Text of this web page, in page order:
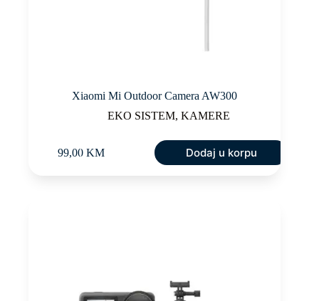
Xiaomi Mi Outdoor Camera AW300
EKO SISTEM,KAMERE
99,00 KM Dodaj u korpu